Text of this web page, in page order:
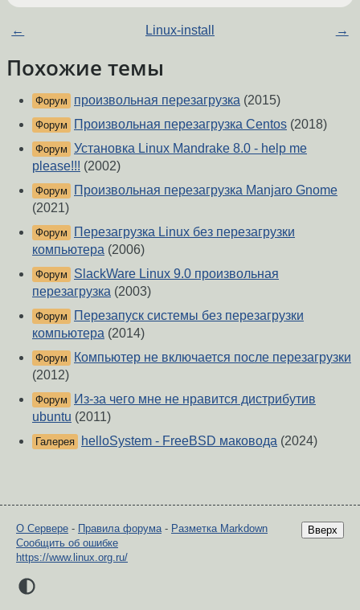
← Linux-install →
Похожие темы
Форум произвольная перезагрузка (2015)
Форум Произвольная перезагрузка Centos (2018)
Форум Установка Linux Mandrake 8.0 - help me
please!!! (2002)
Форум
Произвольная перезагрузка Manjaro Gnome
(2021)
Форум
Перезагрузка Linux без перезагрузки
компьютера (2006)
Форум
SlackWare Linux 9.0 произвольная
перезагрузка (2003)
Форум
Перезапуск системы без перезагрузки
компьютера (2014)
Форум
Компьютер не включается после перезагрузки
(2012)
Форум
Из-за чего мне не нравится дистрибутив
ubuntu (2011)
Галерея helloSystem - FreeBSD маковода (2024)
Вверх
О Сервере - Правила форума- Разметка Markdown
Сообщить об ошибке
https://www.linux.org.ru/